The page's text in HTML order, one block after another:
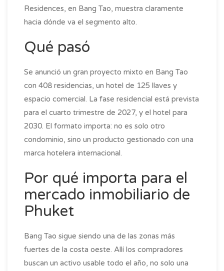
Residences, en Bang Tao, muestra claramente
hacia dónde va el segmento alto.
Qué pasó
Se anunció un gran proyecto mixto en Bang Tao
con 408 residencias, un hotel de 125 llaves y
espacio comercial. La fase residencial está prevista
para el cuarto trimestre de 2027, y el hotel para
2030. El formato importa: no es solo otro
condominio, sino un producto gestionado con una
marca hotelera internacional.
Por qué importa para el
mercado inmobiliario de
Phuket
Bang Tao sigue siendo una de las zonas más
fuertes de la costa oeste. Allí los compradores
buscan un activo usable todo el año, no solo una